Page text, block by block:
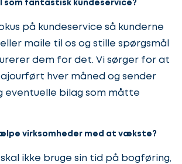
som fantastisk kundeservice?
på kundeservice så kunderne
maile til os og stille spørgsmål
dem for det. Vi sørger for at
hver måned og sender
eventuelle bilag som måtte
virksomheder med at vækste?
ikke bruge sin tid på bogføring,